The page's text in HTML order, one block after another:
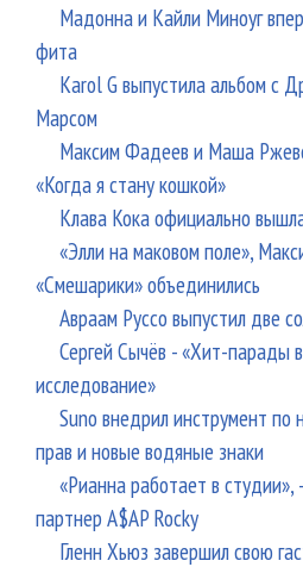
Мадонна и Кайли Миноуг
фита
Karol G выпустила альбом с
Марсом
Максим Фадеев и Маша
«Когда я стану кошкой»
Клава Кока официально
«Элли на маковом поле»,
«Смешарики» объединились
Авраам Руссо выпустил две
Сергей Сычёв - «Хит-парады
исследование»
Suno внедрил инструмент по
прав и новые водяные знаки
«Рианна работает в студии»,
партнер A$AP Rocky
Гленн Хьюз завершил свою